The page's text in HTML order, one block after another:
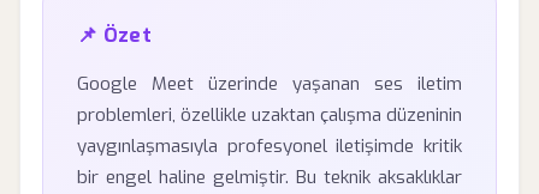
📌 Özet
Google Meet üzerinde yaşanan ses iletim
problemleri, özellikle uzaktan çalışma düzeninin
yaygınlaşmasıyla profesyonel iletişimde kritik
bir engel haline gelmiştir. Bu teknik aksaklıklar